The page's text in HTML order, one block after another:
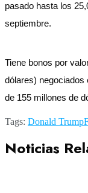
pasado hasta los
septiembre.
Tiene bonos por
dólares) negociados
de 155 millones de
Tags: Donald Trump
Noticias